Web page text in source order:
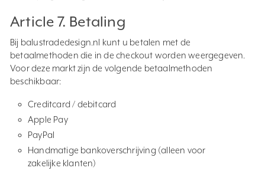
Article 7. Betaling
Bij balustradedesign.nl kunt u betalen met de
betaalmethoden die in de checkout worden weergegeven.
Voor deze markt zijn de volgende betaalmethoden
beschikbaar:
Creditcard / debitcard
Apple Pay
PayPal
Handmatige bankoverschrijving (alleen voor
zakelijke klanten)